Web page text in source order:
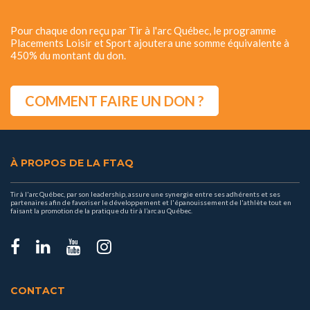
Pour chaque don reçu par Tir à l'arc Québec, le programme
Placements Loisir et Sport ajoutera une somme équivalente à
450% du montant du don.
COMMENT FAIRE UN DON ?
À PROPOS DE LA FTAQ
Tir à l'arc Québec, par son leadership, assure une synergie entre ses adhérents et ses
partenaires afin de favoriser le développement et l'épanouissement de l'athlète tout en
faisant la promotion de la pratique du tir à l’arc au Québec.
CONTACT